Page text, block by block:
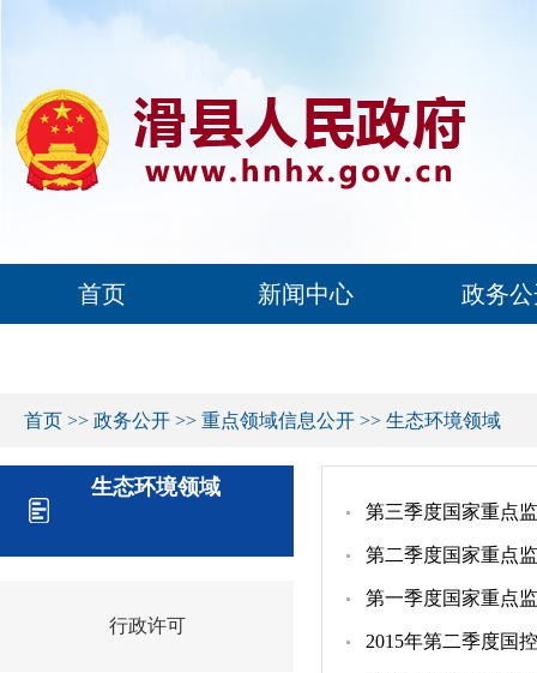
首页 新闻中心 政务
首页 >> 政务公开 >> 重点领域信息公开 >> 生态环境领域
生态环境领域
行政许可
第三季度国家重点
第二季度国家重点
第一季度国家重点
2015年第二季度国